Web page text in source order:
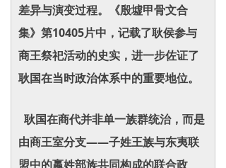
差异与演变过程。《殷墟甲骨文合
集》第10405片中，记载了耿侯参与
商王祭祀活动的史实，进一步佐证了
耿国在当时政治体系中的重要地位。
耿国在商代并非单一族群统治，而是
由商王室分支——子姓王族与东夷联
盟中的嬴姓部族共同构成的联合政